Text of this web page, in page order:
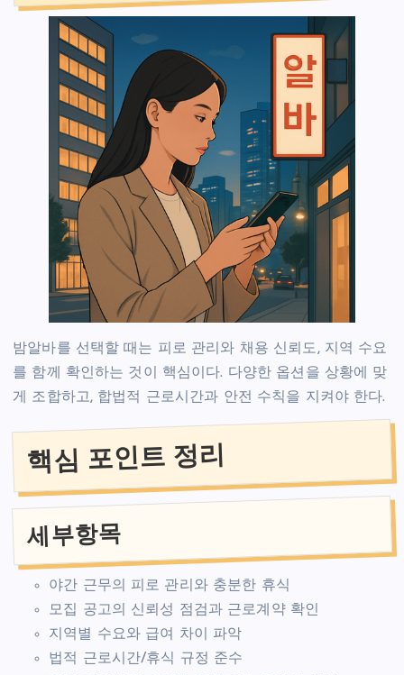
밤알바를 선택할 때는 피로 관리와 채용 신뢰도, 지역 수요
를 함께 확인하는 것이 핵심이다. 다양한 옵션을 상황에 맞
게 조합하고, 합법적 근로시간과 안전 수칙을 지켜야 한다.
핵심 포인트 정리
세부항목
야간 근무의 피로 관리와 충분한 휴식
모집 공고의 신뢰성 점검과 근로계약 확인
지역별 수요와 급여 차이 파악
법적 근로시간/휴식 규정 준수